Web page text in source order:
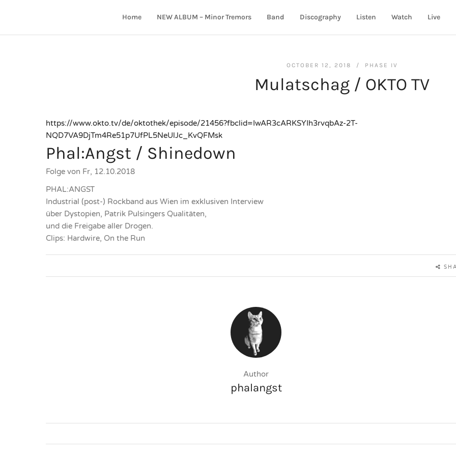
Home NEW ALBUM – Minor Tremors Band Discography Listen Watch Live
OCTOBER 12, 2018 / PHASE IV
Mulatschag / OKTO TV
https://www.okto.tv/de/oktothek/episode/21456?fbclid=IwAR3cARKSYIh3rvqbAz-2T-
NQD7VA9DjTm4Re51p7UfPL5NeUlJc_KvQFMsk
Phal:Angst / Shinedown
Folge von Fr, 12.10.2018
PHAL:ANGST
Industrial (post-) Rockband aus Wien im exklusiven Interview
über Dystopien, Patrik Pulsingers Qualitäten,
und die Freigabe aller Drogen.
Clips: Hardwire, On the Run
Author
phalangst